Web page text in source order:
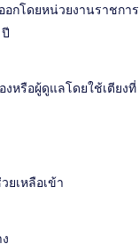
กโดยหน่วยงานราชการ
งหรือผู้ดูแลโดยใช้เตียงที่
ยเหลือเข้า